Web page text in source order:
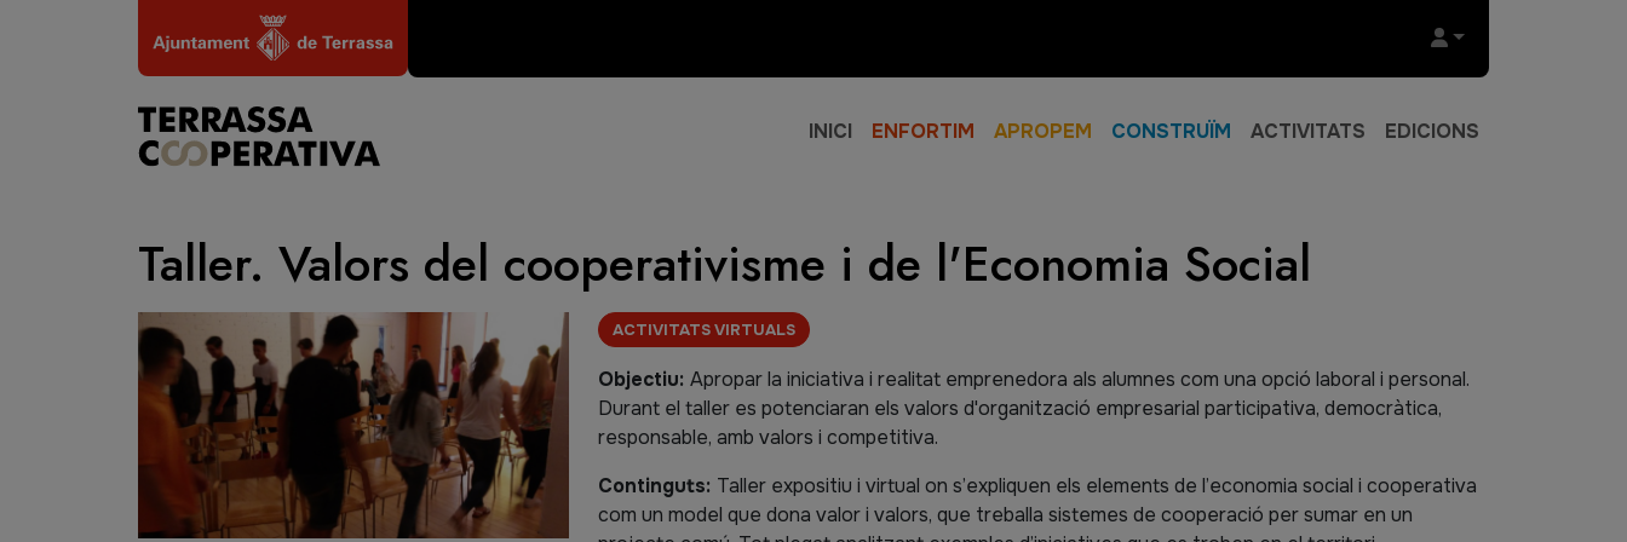
INICI ENFORTIM APROPEM CONSTRUÏM ACTIVITATS EDICIONS
Taller. Valors del cooperativisme i de l'Economia Social
Imatge
Imatge Etiquetes
ACTIVITATS VIRTUALS
Cos
Objectiu: Apropar la iniciativa i realitat emprenedora als alumnes com una opció laboral i personal.
Durant el taller es potenciaran els valors d'organització empresarial participativa, democràtica,
responsable, amb valors i competitiva.
Continguts: Taller expositiu i virtual on s’expliquen els elements de l’economia social i cooperativa
com un model que dona valor i valors, que treballa sistemes de cooperació per sumar en un